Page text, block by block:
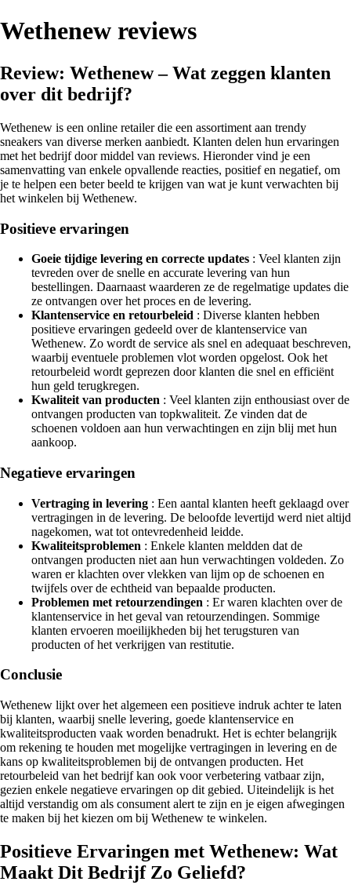
Wethenew reviews
Review: Wethenew – Wat zeggen klanten
over dit bedrijf?
Wethenew is een online retailer die een assortiment aan trendy
sneakers van diverse merken aanbiedt. Klanten delen hun ervaringen
met het bedrijf door middel van reviews. Hieronder vind je een
samenvatting van enkele opvallende reacties, positief en negatief, om
je te helpen een beter beeld te krijgen van wat je kunt verwachten bij
het winkelen bij Wethenew.
Positieve ervaringen
Goeie tijdige levering en correcte updates : Veel klanten zijn
tevreden over de snelle en accurate levering van hun
bestellingen. Daarnaast waarderen ze de regelmatige updates die
ze ontvangen over het proces en de levering.
Klantenservice en retourbeleid : Diverse klanten hebben
positieve ervaringen gedeeld over de klantenservice van
Wethenew. Zo wordt de service als snel en adequaat beschreven,
waarbij eventuele problemen vlot worden opgelost. Ook het
retourbeleid wordt geprezen door klanten die snel en efficiënt
hun geld terugkregen.
Kwaliteit van producten : Veel klanten zijn enthousiast over de
ontvangen producten van topkwaliteit. Ze vinden dat de
schoenen voldoen aan hun verwachtingen en zijn blij met hun
aankoop.
Negatieve ervaringen
Vertraging in levering : Een aantal klanten heeft geklaagd over
vertragingen in de levering. De beloofde levertijd werd niet altijd
nagekomen, wat tot ontevredenheid leidde.
Kwaliteitsproblemen : Enkele klanten meldden dat de
ontvangen producten niet aan hun verwachtingen voldeden. Zo
waren er klachten over vlekken van lijm op de schoenen en
twijfels over de echtheid van bepaalde producten.
Problemen met retourzendingen : Er waren klachten over de
klantenservice in het geval van retourzendingen. Sommige
klanten ervoeren moeilijkheden bij het terugsturen van
producten of het verkrijgen van restitutie.
Conclusie
Wethenew lijkt over het algemeen een positieve indruk achter te laten
bij klanten, waarbij snelle levering, goede klantenservice en
kwaliteitsproducten vaak worden benadrukt. Het is echter belangrijk
om rekening te houden met mogelijke vertragingen in levering en de
kans op kwaliteitsproblemen bij de ontvangen producten. Het
retourbeleid van het bedrijf kan ook voor verbetering vatbaar zijn,
gezien enkele negatieve ervaringen op dit gebied. Uiteindelijk is het
altijd verstandig om als consument alert te zijn en je eigen afwegingen
te maken bij het kiezen om bij Wethenew te winkelen.
Positieve Ervaringen met Wethenew: Wat
Maakt Dit Bedrijf Zo Geliefd?